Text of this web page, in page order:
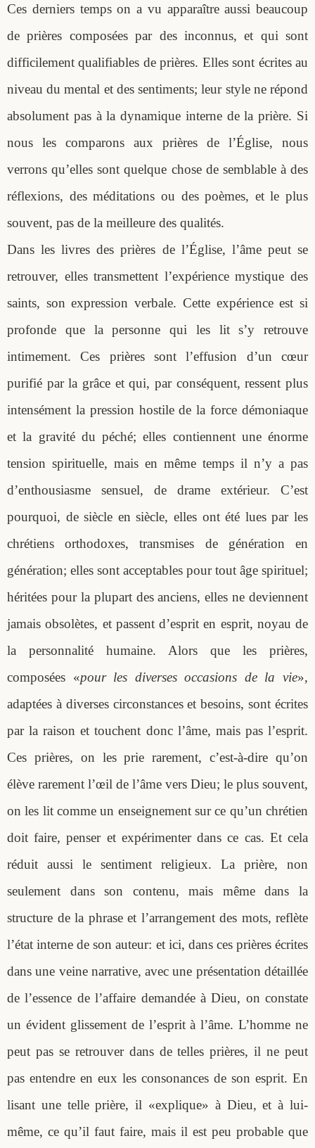
Ces derniers temps on a vu apparaître aussi beaucoup
de prières composées par des inconnus, et qui sont
difficilement qualifiables de prières. Elles sont écrites au
niveau du mental et des sentiments; leur style ne répond
absolument pas à la dynamique interne de la prière. Si
nous les comparons aux prières de l’Église, nous
verrons qu’elles sont quelque chose de semblable à des
réflexions, des méditations ou des poèmes, et le plus
souvent, pas de la meilleure des qualités.
Dans les livres des prières de l’Église, l’âme peut se
retrouver, elles transmettent l’expérience mystique des
saints, son expression verbale. Cette expérience est si
profonde que la personne qui les lit s’y retrouve
intimement. Ces prières sont l’effusion d’un cœur
purifié par la grâce et qui, par conséquent, ressent plus
intensément la pression hostile de la force démoniaque
et la gravité du péché; elles contiennent une énorme
tension spirituelle, mais en même temps il n’y a pas
d’enthousiasme sensuel, de drame extérieur. C’est
pourquoi, de siècle en siècle, elles ont été lues par les
chrétiens orthodoxes, transmises de génération en
génération; elles sont acceptables pour tout âge spirituel;
héritées pour la plupart des anciens, elles ne deviennent
jamais obsolètes, et passent d’esprit en esprit, noyau de
la personnalité humaine. Alors que les prières,
composées «pour les diverses occasions de la vie»,
adaptées à diverses circonstances et besoins, sont écrites
par la raison et touchent donc l’âme, mais pas l’esprit.
Ces prières, on les prie rarement, c’est-à-dire qu’on
élève rarement l’œil de l’âme vers Dieu; le plus souvent,
on les lit comme un enseignement sur ce qu’un chrétien
doit faire, penser et expérimenter dans ce cas. Et cela
réduit aussi le sentiment religieux. La prière, non
seulement dans son contenu, mais même dans la
structure de la phrase et l’arrangement des mots, reflète
l’état interne de son auteur: et ici, dans ces prières écrites
dans une veine narrative, avec une présentation détaillée
de l’essence de l’affaire demandée à Dieu, on constate
un évident glissement de l’esprit à l’âme. L’homme ne
peut pas se retrouver dans de telles prières, il ne peut
pas entendre en eux les consonances de son esprit. En
lisant une telle prière, il «explique» à Dieu, et à lui-
même, ce qu’il faut faire, mais il est peu probable que